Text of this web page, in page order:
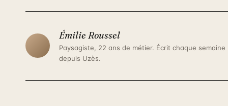
Émilie Roussel
Paysagiste, 22 ans de métier. Écrit chaque semaine
depuis Uzès.